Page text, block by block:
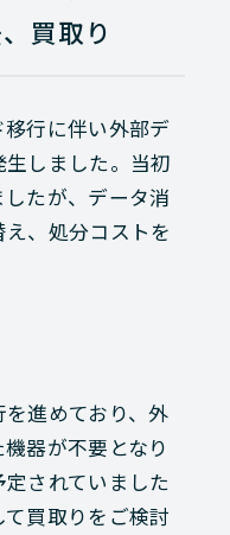
買取り
行に伴い外部デ
しました。当初
たが、データ消
、処分コストを
進めており、外
器が不要となり
されていました
買取りをご検討